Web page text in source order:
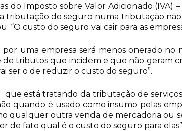
do Imposto sobre Valor Adicionado
tributação do seguro numa tributação
custo do seguro vai cair para as
uma empresa será menos onerado
de tributos que incidem e que não geram
ser o de reduzir o custo do seguro”.
que está tratando da tributação de
quando é usado como insumo pelas
qualquer outra venda de mercadoria ou
de fato qual é o custo do seguro para